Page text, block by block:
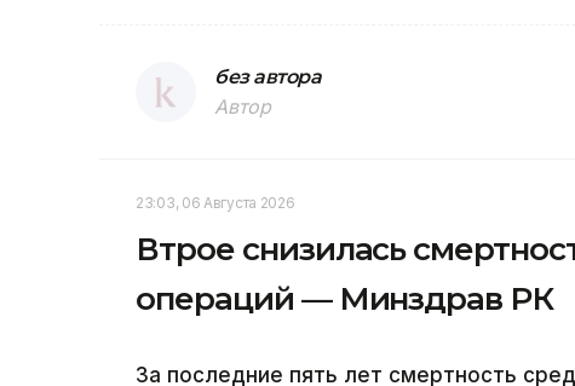
без автора
Автор
23:03, 06 Августа 2026
Втрое снизилась
операций — Минздрав РК
За последние пять лет смертность